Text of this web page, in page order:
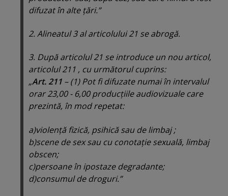
difuzat în alte ţări.”
2. Alineatul 3 al articolului 21 se abrogă.
3. După articolul 21 se introduce un nou articol,
articolul 211 , cu următorul cuprins:
„Art. 211 – (1) Pot fi difuzate numai în intervalul
orar 23,00 - 6,00 producţiile audiovizuale care
prezintă, în mod repetat:
a)violenţă fizică, psihică sau de limbaj ;
b)scene de sex sau cu conotaţie sexuală, limbaj
obscen;
c)persoane în ipostaze degradante;
d)consumul de droguri.”